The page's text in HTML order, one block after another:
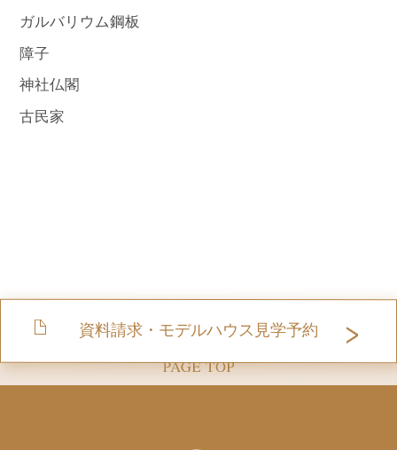
資料請求・モデルハウス見学予約
ガルバリウム鋼板
障子
神社仏閣
古民家